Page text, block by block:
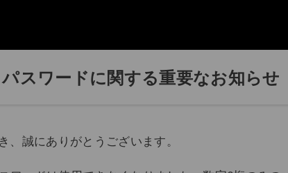
スワードに関する重要なお知らせ
、誠にありがとうございます。